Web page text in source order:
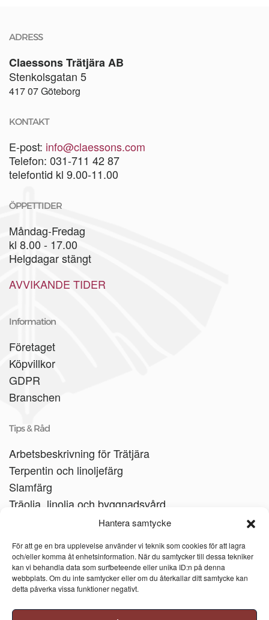
Hantera samtycke
För att ge en bra upplevelse använder vi teknik som cookies för att lagra
och/eller komma åt enhetsinformation. När du samtycker till dessa tekniker
kan vi behandla data som surfbeteende eller unika ID:n på denna
webbplats. Om du inte samtycker eller om du återkallar ditt samtycke kan
detta påverka vissa funktioner negativt.
ADRESS
Claessons Trätjära AB
Stenkolsgatan 5
417 07 Göteborg
KONTAKT
E-post: info@claessons.com
Telefon: 031-711 42 87
telefontid kl 9.00-11.00
ÖPPETTIDER
Måndag-Fredag
kl 8.00 - 17.00
Helgdagar stängt
AVVIKANDE TIDER
Information
Företaget
Köpvillkor
GDPR
Branschen
Tips & Råd
Arbetsbeskrivning för Trätjära
Terpentin och linoljefärg
Slamfärg
Träolja, linolja och byggnadsvård